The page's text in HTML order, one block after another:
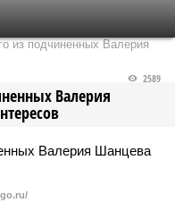
из подчиненных Валерия
Валерия
2589